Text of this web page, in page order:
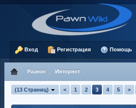
Вход Регистрация Помощь
Разное Интернет
(13 Страниц) < 1 2 3 4 5 >